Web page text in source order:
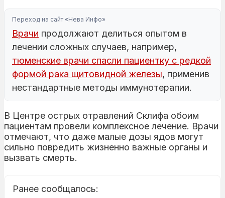
Переход на сайт «Нева Инфо»
Врачи продолжают делиться опытом в
лечении сложных случаев, например,
тюменские врачи спасли пациентку с редкой
формой рака щитовидной железы, применив
нестандартные методы иммунотерапии.
В Центре острых отравлений Склифа обоим
пациентам провели комплексное лечение. Врачи
отмечают, что даже малые дозы ядов могут
сильно повредить жизненно важные органы и
вызвать смерть.
Ранее сообщалось: